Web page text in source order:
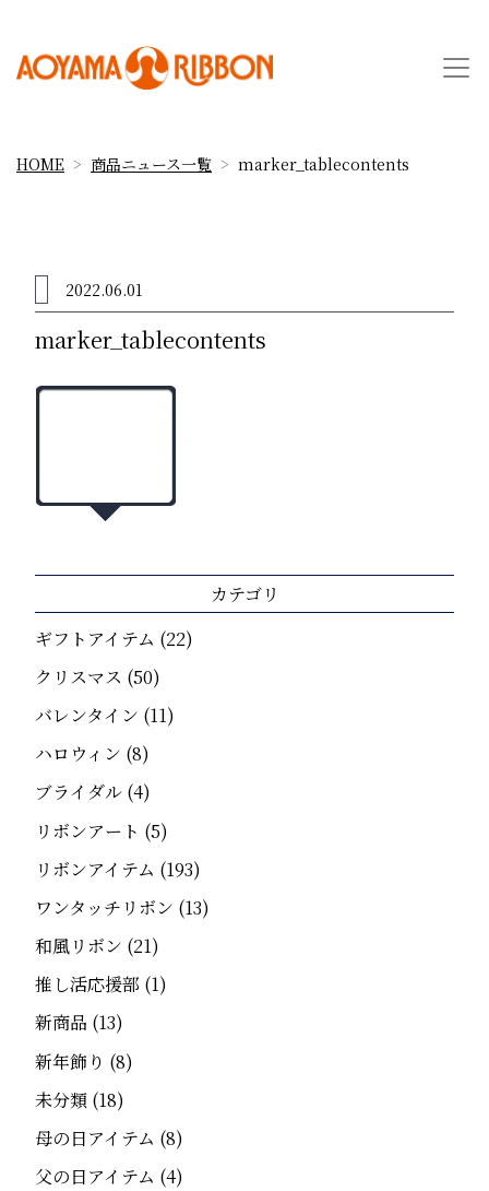
HOME 商品ニュース一覧 marker_tablecontents
2022.06.01
marker_tablecontents
カテゴリ
ギフトアイテム (22)
クリスマス (50)
バレンタイン (11)
ハロウィン (8)
ブライダル (4)
リボンアート (5)
リボンアイテム (193)
ワンタッチリボン (13)
和風リボン (21)
推し活応援部 (1)
新商品 (13)
新年飾り (8)
未分類 (18)
母の日アイテム (8)
父の日アイテム (4)